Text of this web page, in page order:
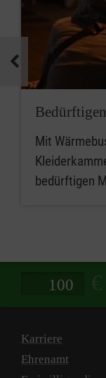
Mit
bedürftigen
Spendenbetrag
Karriere
Ehrenamt